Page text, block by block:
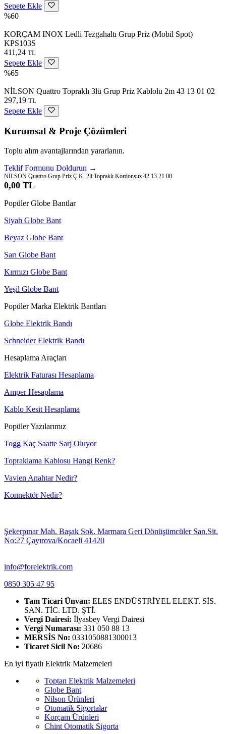
Sepete Ekle
%60
KORÇAM INOX Ledli Tezgahaltı Grup Priz (Mobil Spot)
KPS103S
411,24 TL
Sepete Ekle
%65
NİLSON Quattro Topraklı 3lü Grup Priz Kablolu 2m 43 13 01 02
297,19 TL
Sepete Ekle
Kurumsal & Proje Çözümleri
Toplu alım avantajlarından yararlanın.
Teklif Formunu Doldurun →
NİLSON Quattro Grup Priz Ç.K. 2li Topraklı Kordonsuz 42 13 21 00
0,00 TL
Popüler Globe Bantlar
Siyah Globe Bant
Beyaz Globe Bant
Sarı Globe Bant
Kırmızı Globe Bant
Yeşil Globe Bant
Popüler Marka Elektrik Bantları
Globe Elektrik Bandı
Schneider Elektrik Bandı
Hesaplama Araçları
Elektrik Faturası Hesaplama
Amper Hesaplama
Kablo Kesit Hesaplama
Popüler Yazılarımız
Togg Kaç Saatte Sarj Oluyor
Topraklama Kablosu Hangi Renk?
Vavien Anahtar Nedir?
Konnektör Nedir?
Şekerpınar Mah. Başak Sok. Marmara Geri Dönüşümcüler San.Sit.
No:27 Çayırova/Kocaeli 41420
info@forelektrik.com
0850 305 47 95
Tam Ticari Ünvan: ELES ENDÜSTRİYEL ELEKT. SİS.
SAN. TİC. LTD. ŞTİ.
Vergi Dairesi: İlyasbey Vergi Dairesi
Vergi Numarası: 331 050 88 13
MERSİS No: 0331050881300013
Ticaret Sicil No: 20686
En iyi fiyatlı Elektrik Malzemeleri
Toptan Elektrik Malzemeleri
Globe Bant
Nilson Ürünleri
Otomatik Sigortalar
Korçam Ürünleri
Chint Otomatik Sigorta